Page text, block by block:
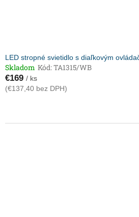
LED stropné svietidlo s diaľkovým
Skladom Kód:TA1315/WB
€169 / ks
(€137,40 bez DPH)